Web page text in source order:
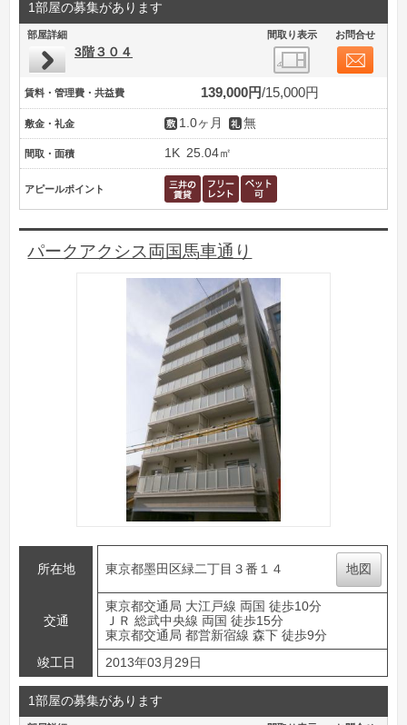
1部屋の募集があります
部屋詳細 間取り表示 お問合せ
3階３０４
賃料・管理費・共益費 139,000円 15,000円
敷金・礼金 1.0ヶ月 無
間取・面積 1K 25.04㎡
アピールポイント
パークアクシス両国馬車通り
所在地 東京都墨田区緑二丁目３番１４ 地図
交通
東京都交通局 大江戸線 両国 徒歩10分
ＪＲ 総武中央線 両国 徒歩15分
東京都交通局 都営新宿線 森下 徒歩9分
竣工日
2013年03月29日
1部屋の募集があります